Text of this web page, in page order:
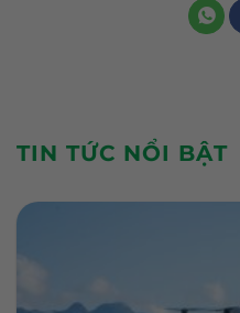
TIN TỨC NỔI BẬT